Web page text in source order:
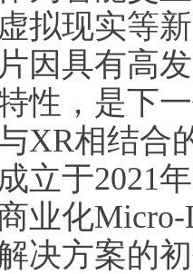
拟现实等
因具有高
性，是下
XR相结合
立于2021
业化
决方案的